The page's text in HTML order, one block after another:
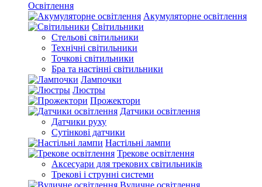
Освітлення
Акумуляторне освітлення
Світильники
Стельові світильники
Технічні світильники
Точкові світильники
Бра та настінні світильники
Лампочки
Люстры
Прожектори
Датчики освітлення
Датчики руху
Сутінкові датчики
Настільні лампи
Трекове освітлення
Аксесуари для трекових світильників
Трекові і струнні системи
Вуличне освітлення